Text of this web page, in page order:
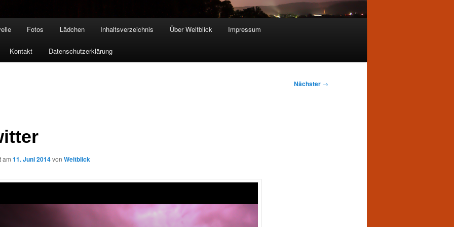
Fotos Lädchen Inhaltsverzeichnis Über Weitblick Impressum
Kontakt Datenschutzerklärung
Nächster →
am 11. Juni 2014von Weitblick